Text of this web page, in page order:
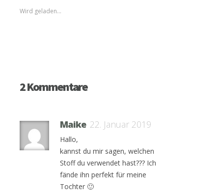
Wird geladen...
2 Kommentare
Maike 22. Januar 2019
Hallo,
kannst du mir sagen, welchen
Stoff du verwendet hast??? Ich
fände ihn perfekt für meine
Tochter 🙂